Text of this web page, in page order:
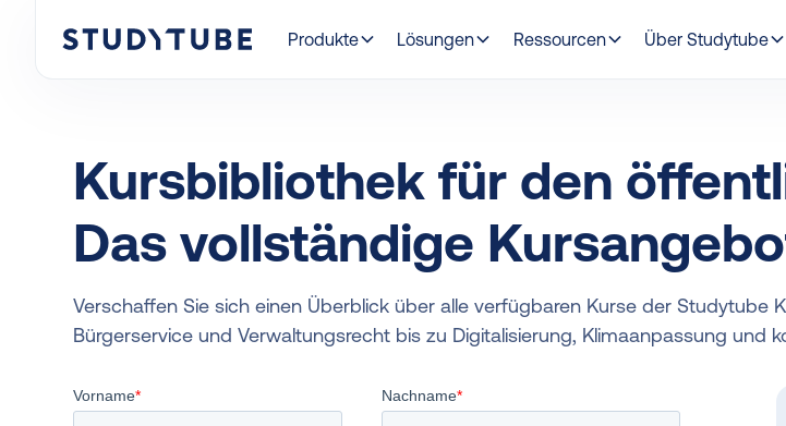
Produkte Lösungen Ressourcen Über Studytube
Kursbibliothek für den
Das vollständige
Verschaffen Sie sich einen Überblick über alle verfügbaren Kurse der Studytube
Bürgerservice und Verwaltungsrecht bis zu Digitalisierung, Klimaanpassung und